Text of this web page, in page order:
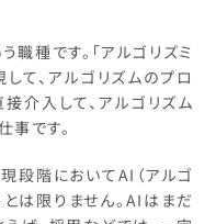
職種です。「アルゴリズミ
て、アルゴリズムのプロ
介入して、アルゴリズム
事です。
段階においてAI（アルゴ
とは限りません。AIはまだ